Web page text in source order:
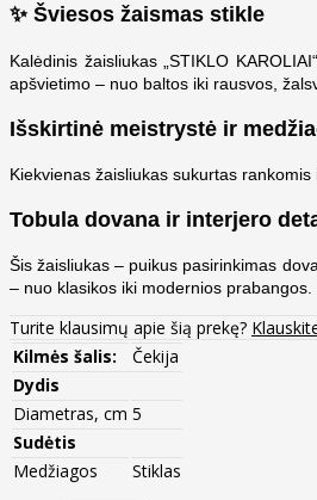
✨ Šviesos žaismas stikle
Kalėdinis žaisliukas „STIKLO
apšvietimo – nuo baltos iki rausvos,
Išskirtinė meistrystė ir
Kiekvienas žaisliukas sukurtas
Tobula dovana ir interjero
Šis žaisliukas – puikus pasirinkimas
– nuo klasikos iki modernios prabangos.
Turite klausimų apie šią prekę?
Kilmės šalis:
Čekija
Dydis
Diametras, cm 5
Sudėtis
Medžiagos
Stiklas